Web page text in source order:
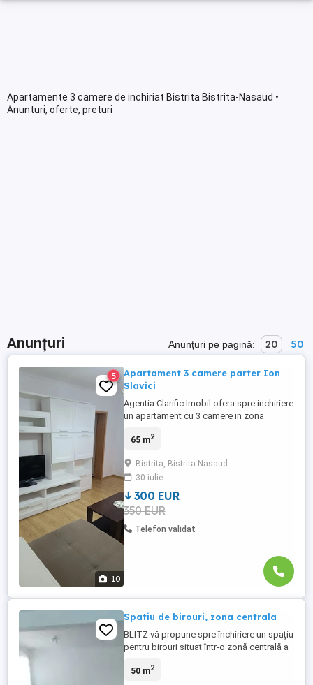
Apartamente 3 camere de inchiriat Bistrita Bistrita-Nasaud •
Anunturi, oferte, preturi
Anunțuri Anunțuri pe pagină: 20 50
10
5
Apartament 3 camere parter Ion
Slavici
Agentia Clarific Imobil ofera spre inchiriere
un apartament cu 3 camere in zona
inchis , suprafata 65 mp , bucatarie
mobilat , utilat , pret 300 euro luna + gr. Se
inchiriaza pe perioada lunga , persoane
serioase
65 m2
Bistrita, Bistrita-Nasaud
30 iulie
300 EUR
350 EUR
Telefon validat
Spatiu de birouri, zona centrala
BLITZ vă propune spre închiriere un spațiu
pentru birouri situat într-o zonă centrală a
necesită vizibilitate și acces facil. Spațiul
50 m2